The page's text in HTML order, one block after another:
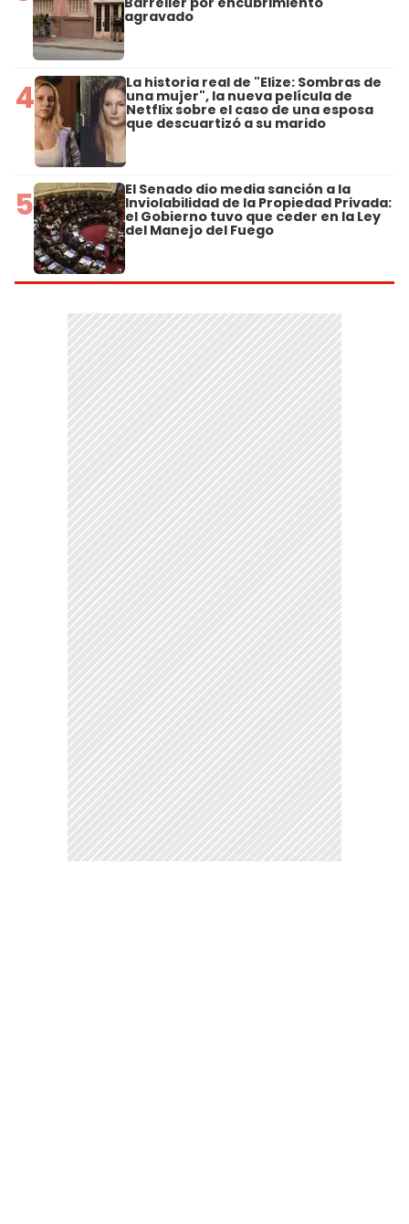
agravado
4 La historia real de "Elize: Sombras de
una mujer", la nueva película de
Netflix sobre el caso de una esposa
que descuartizó a su marido
5 El Senado dio media sanción a la
Inviolabilidad de la Propiedad Privada:
el Gobierno tuvo que ceder en la Ley
del Manejo del Fuego